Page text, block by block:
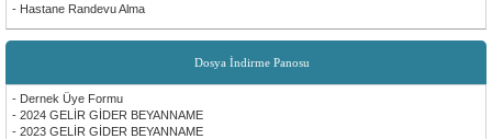
- Hastane Randevu Alma
Dosya İndirme Panosu
- Dernek Üye Formu
- 2024 GELİR GİDER BEYANNAME
- 2023 GELİR GİDER BEYANNAME